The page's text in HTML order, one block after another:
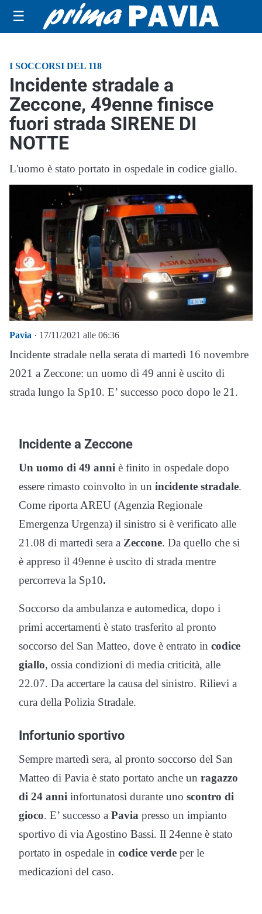
☰
I SOCCORSI DEL 118
Incidente stradale a
Zeccone, 49enne finisce
fuori strada SIRENE DI
NOTTE
L'uomo è stato portato in ospedale in codice giallo.
Pavia · 17/11/2021 alle 06:36
Incidente stradale nella serata di martedì 16 novembre
2021 a Zeccone: un uomo di 49 anni è uscito di
strada lungo la Sp10. E’ successo poco dopo le 21.
Incidente a Zeccone
Un uomo di 49 anni è finito in ospedale dopo
essere rimasto coinvolto in un incidente stradale.
Come riporta AREU (Agenzia Regionale
Emergenza Urgenza) il sinistro si è verificato alle
21.08 di martedì sera a Zeccone. Da quello che si
è appreso il 49enne è uscito di strada mentre
percorreva la Sp10.
Soccorso da ambulanza e automedica, dopo i
primi accertamenti è stato trasferito al pronto
soccorso del San Matteo, dove è entrato in codice
giallo, ossia condizioni di media criticità, alle
22.07. Da accertare la causa del sinistro. Rilievi a
cura della Polizia Stradale.
Infortunio sportivo
Sempre martedì sera, al pronto soccorso del San
Matteo di Pavia è stato portato anche un ragazzo
di 24 anni infortunatosi durante uno scontro di
gioco. E’ successo a Pavia presso un impianto
sportivo di via Agostino Bassi. Il 24enne è stato
portato in ospedale in codice verde per le
medicazioni del caso.